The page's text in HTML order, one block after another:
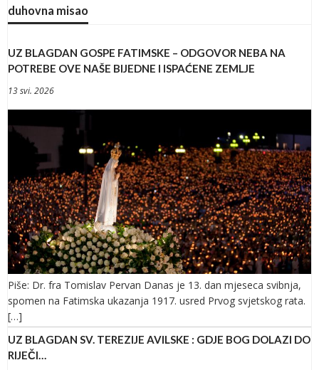
duhovna misao
UZ BLAGDAN GOSPE FATIMSKE – ODGOVOR NEBA NA
POTREBE OVE NAŠE BIJEDNE I ISPAĆENE ZEMLJE
13 svi. 2026
Piše: Dr. fra Tomislav Pervan Danas je 13. dan mjeseca svibnja,
spomen na Fatimska ukazanja 1917. usred Prvog svjetskog rata.
[…]
UZ BLAGDAN SV. TEREZIJE AVILSKE : GDJE BOG DOLAZI DO
RIJEČI…